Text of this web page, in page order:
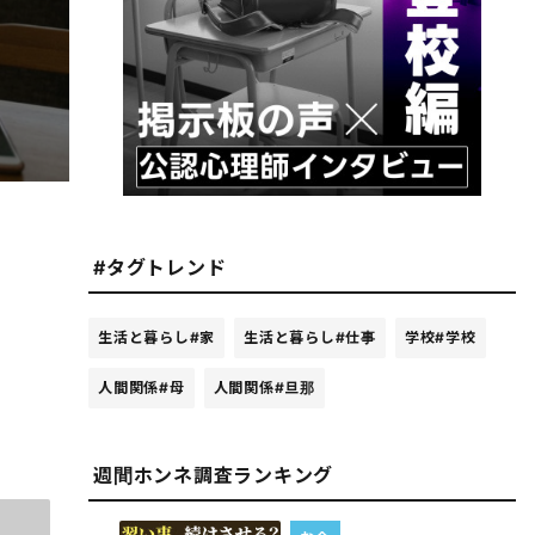
#タグトレンド
生活と暮らし#家 生活と暮らし#仕事 学校#学校
人間関係#母 人間関係#旦那
週間ホンネ調査ランキング